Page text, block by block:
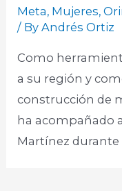
Meta, Mujeres,
/ ByAndrés Ortiz
Como
a su región y
construcción de
ha acompañado
Martínez durante